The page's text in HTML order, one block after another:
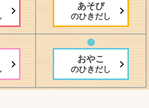
あそび
のひきだし
おやこ
のひきだし